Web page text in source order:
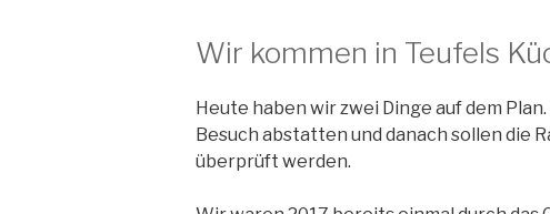
Wir kommen in Teufels
Heute haben wir zwei Dinge auf dem
Besuch abstatten und danach sollen die
überprüft werden.